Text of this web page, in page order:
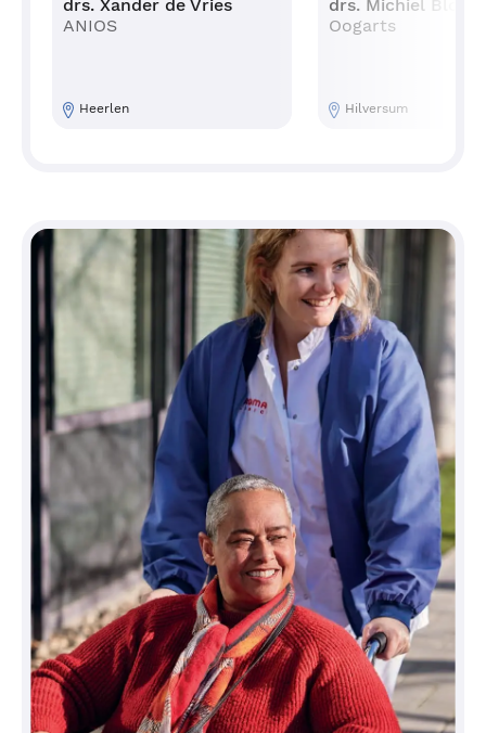
drs. Xander de Vries
ANIOS
Heerlen
drs. Michiel Blok
Oogarts
Hilversum